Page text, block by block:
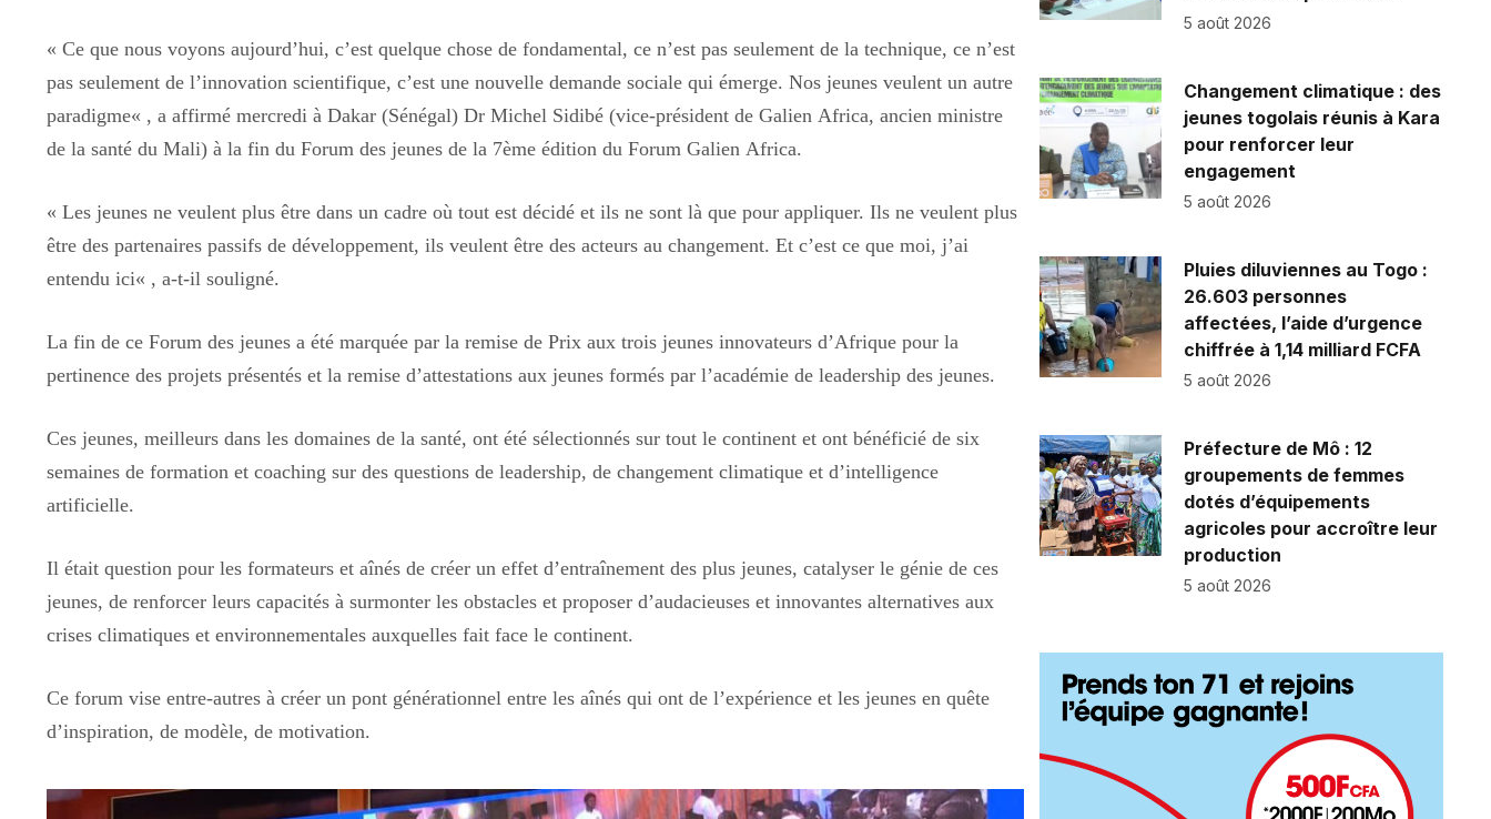
« Ce que nous voyons aujourd’hui, c’est quelque chose de fondamental, ce n’est pas seulement de la technique, ce n’est
pas seulement de l’innovation scientifique, c’est une nouvelle demande sociale qui émerge. Nos jeunes veulent un autre
paradigme« , a affirmé mercredi à Dakar (Sénégal) Dr Michel Sidibé (vice-président de Galien Africa, ancien ministre
de la santé du Mali) à la fin du Forum des jeunes de la 7ème édition du Forum Galien Africa.
« Les jeunes ne veulent plus être dans un cadre où tout est décidé et ils ne sont là que pour appliquer. Ils ne veulent plus
être des partenaires passifs de développement, ils veulent être des acteurs au changement. Et c’est ce que moi, j’ai
entendu ici« , a-t-il souligné.
La fin de ce Forum des jeunes a été marquée par la remise de Prix aux trois jeunes innovateurs d’Afrique pour la
pertinence des projets présentés et la remise d’attestations aux jeunes formés par l’académie de leadership des jeunes.
Ces jeunes, meilleurs dans les domaines de la santé, ont été sélectionnés sur tout le continent et ont bénéficié de six
semaines de formation et coaching sur des questions de leadership, de changement climatique et d’intelligence
artificielle.
Il était question pour les formateurs et aînés de créer un effet d’entraînement des plus jeunes, catalyser le génie de ces
jeunes, de renforcer leurs capacités à surmonter les obstacles et proposer d’audacieuses et innovantes alternatives aux
crises climatiques et environnementales auxquelles fait face le continent.
Ce forum vise entre-autres à créer un pont générationnel entre les aînés qui ont de l’expérience et les jeunes en quête
d’inspiration, de modèle, de motivation.
5 août 2026
Changement climatique : des
jeunes togolais réunis à Kara
pour renforcer leur
engagement
5 août 2026
Pluies diluviennes au Togo :
26.603 personnes
affectées, l’aide d’urgence
chiffrée à 1,14 milliard FCFA
5 août 2026
Préfecture de Mô : 12
groupements de femmes
dotés d’équipements
agricoles pour accroître leur
production
5 août 2026